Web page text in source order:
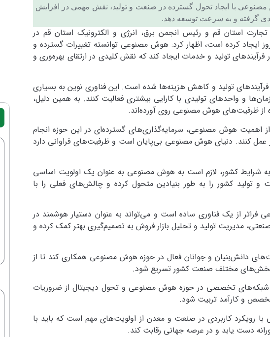
با ایجاد تحول گسترده در صنعت و تولید، نقش مهمی در افزایش
گرفته و به سرعت توسعه دهد.
استان قم و رئیس انجمن برق، انرژی و الکترونیک استان قم در
ایجاد کرده است، اظهار کرد: هوش مصنوعی توانسته تغییرات گسترده و
تولید و خدمات ایجاد کند که نقش کلیدی در ارتقای بهره‌وری و
تولید و کاهش هزینه‌ها شده است. این فناوری نوین به بسیاری
و واحدهای تولیدی با کارایی بیشتری فعالیت کنند. به همین دلیل،
ظرفیت‌های هوش مصنوعی روی آورده‌اند.
اهمیت هوش مصنوعی، سرمایه‌گذاری‌های گسترده‌ای در این حوزه انجام
عمل کنند. دنیای هوش مصنوعی بی‌پایان است و ظرفیت‌های فراوانی دارد
شرایط کشور، لازم است به هوش مصنوعی به عنوان یک اولویت اساسی
تولید کشور را به طور بنیادین متحول کرده و چالش‌های فعلی را با
از یک فناوری ساده است و می‌تواند به عنوان دستیار هوشمند در
مدیریت تولید و تحلیل بازار فروش به تصمیم‌گیری بهتر کمک کرده و
دانش‌بنیان و جوانان فعال در حوزه هوش مصنوعی همکاری کند تا از
بخش‌های مختلف صنعت کشور تسریع شود.
شبکه‌های تخصصی در حوزه هوش مصنوعی و تحول دیجیتال از ضروریات
و کارآمد تربیت شود.
کاربردی در صنعت و معدن از اولویت‌های مهم است که باید با
دست یابد و در عرصه جهانی رقابت کند.